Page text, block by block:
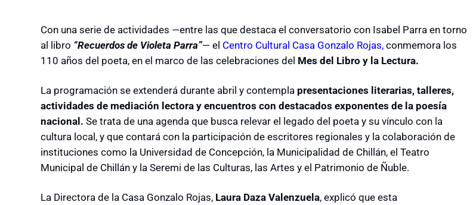
Con una serie de actividades —entre las que destaca el conversatorio con Isabel Parra en torno
al libro “Recuerdos de Violeta Parra”— el Centro Cultural Casa Gonzalo Rojas, conmemora los
110 años del poeta, en el marco de las celebraciones del Mes del Libro y la Lectura.
La programación se extenderá durante abril y contempla presentaciones literarias, talleres,
actividades de mediación lectora y encuentros con destacados exponentes de la poesía
nacional. Se trata de una agenda que busca relevar el legado del poeta y su vínculo con la
cultura local, y que contará con la participación de escritores regionales y la colaboración de
instituciones como la Universidad de Concepción, la Municipalidad de Chillán, el Teatro
Municipal de Chillán y la Seremi de las Culturas, las Artes y el Patrimonio de Ñuble.
La Directora de la Casa Gonzalo Rojas, Laura Daza Valenzuela, explicó que esta